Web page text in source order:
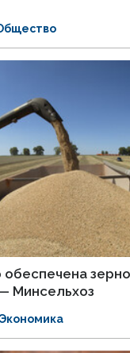
Минсельхоз
Экономика